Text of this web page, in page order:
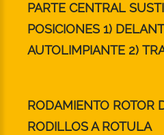
PARTE CENTRAL
POSICIONES 1)
AUTOLIMPIANTE 2)
RODAMIENTO ROTOR
RODILLOS A ROTULA